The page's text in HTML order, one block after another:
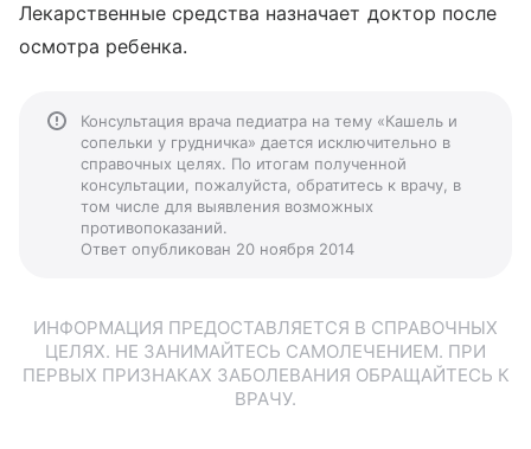
Лекарственные средства назначает доктор после
осмотра ребенка.
Консультация врача педиатра на тему «Кашель и
сопельки у грудничка» дается исключительно в
справочных целях. По итогам полученной
консультации, пожалуйста, обратитесь к врачу, в
том числе для выявления возможных
противопоказаний.
Ответ опубликован 20 ноября 2014
ИНФОРМАЦИЯ ПРЕДОСТАВЛЯЕТСЯ В СПРАВОЧНЫХ
ЦЕЛЯХ. НЕ ЗАНИМАЙТЕСЬ САМОЛЕЧЕНИЕМ. ПРИ
ПЕРВЫХ ПРИЗНАКАХ ЗАБОЛЕВАНИЯ ОБРАЩАЙТЕСЬ К
ВРАЧУ.